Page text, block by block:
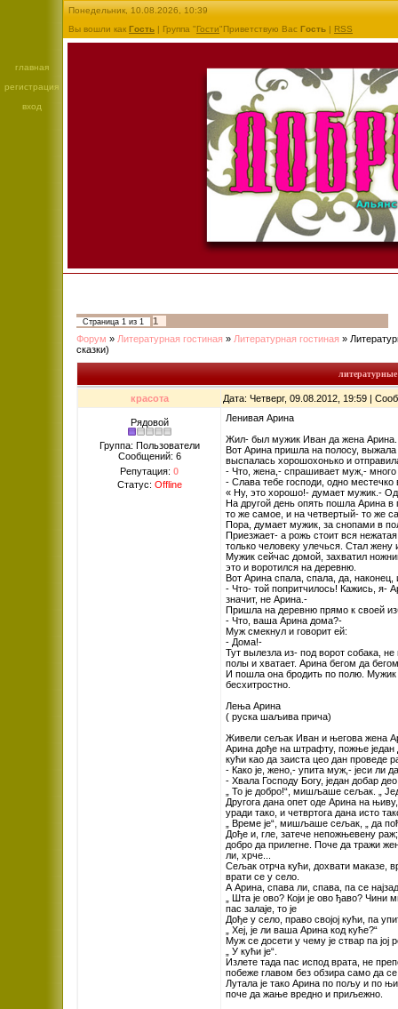
главная
регистрация
вход
Понедельник, 10.08.2026, 10:39
Вы вошли как Гость | Группа "Гости"Приветствую Вас Гость | RSS
Страница 1 из 1
1
Форум » Литературная гостиная » Литературная гостиная »
сказки)
красота Дата: Четверг, 09.08.2012, 19:59 |
Рядовой
Группа: Пользователи
Сообщений: 6
Репутация: 0
Статус: Offline
Ленивая Арина
Жил- был мужик Иван да жена
Вот Арина пришла на полосу,
выспалась хорошохонько и
- Что, жена,- спрашивает муж,-
- Слава тебе господи, одно
« Ну, это хорошо!- думает мужик.-
На другой день опять пошла Арина в
то же самое, и на четвертый- то же
Пора, думает мужик, за снопами в
Приезжает- а рожь стоит вся
только человеку улечься. Стал жену
Мужик сейчас домой, захватил
это и воротился на деревню.
Вот Арина спала, спала, да, наконец,
- Что- той попритчилось! Кажись, я-
значит, не Арина.-
Пришла на деревню прямо к своей
- Что, ваша Арина дома?-
Муж смекнул и говорит ей:
- Дома!-
Тут вылезла из- под ворот собака,
полы и хватает. Арина бегом да
И пошла она бродить по полю. Мужик
бесхитростно.
Лења Арина
( руска шаљива прича)
Живели сељак Иван и његова жена
Арина дође на штрафту, пожње један
кући као да заиста цео дан проведе
- Како је, жено,- упита муж,- јеси ли
- Хвала Господу Богу, један добар
„ То је добро!“, мишљаше сељак. „
Другога дана опет оде Арина на
уради тако, и четвртога дана исто
„ Време је“, мишљаше сељак, „ да
Дође и, гле, затече непожњевену
добро да прилегне. Поче да тражи
ли, хрче...
Сељак отрча кући, дохвати маказе,
врати се у село.
А Арина, спава ли, спава, па се
„ Шта је ово? Који је ово ђаво?
пас залаје, то је
Дође у село, право својој кући, па
„ Хеј, је ли ваша Арина код куће?“
Муж се досети у чему је ствар па јој
„ У кући је“.
Излете тада пас испод врата, не
побеже главом без обзира само да
Лутала је тако Арина по пољу и по
поче да жање вредно и приљежно.